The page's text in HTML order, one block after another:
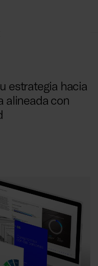
estrategia hacia
alineada con